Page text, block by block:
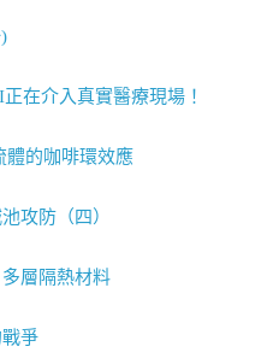
在介入真實醫療現場！
體的咖啡環效應
攻防（四）
層隔熱材料
爭